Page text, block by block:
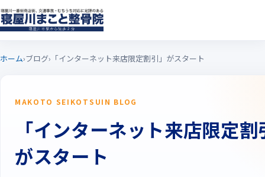
ホーム›ブログ› 「インターネット来店限定割引」がスタート
MAKOTO SEIKOTSUIN BLOG
「インターネット来店限定
がスタート